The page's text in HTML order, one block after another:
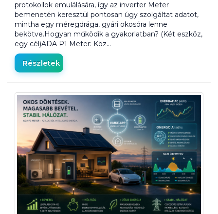
protokollok emulálására, így az inverter Meter
bemenetén keresztül pontosan úgy szolgáltat adatot,
mintha egy méregdrága, gyári okosóra lenne
bekötve.Hogyan működik a gyakorlatban? (Két eszköz,
egy cél)ADA P1 Meter: Köz…
Részletek